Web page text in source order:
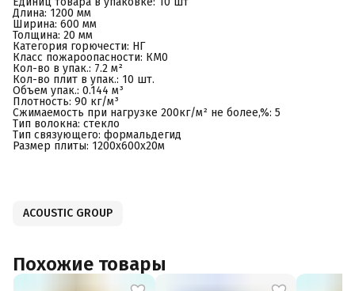
Длина: 1200 мм
Ширина: 600 мм
Толщина: 20 мм
Категория горючести: НГ
Класс пожароопасности: КМ0
Кол-во в упак.: 7.2 м²
Кол-во плит в упак.: 10 шт.
Объем упак.: 0.144 м³
Плотность: 90 кг/м³
Сжимаемость при нагрузке 200кг/м² не более,%: 5
Тип волокна: стекло
Тип связующего: формальдегид
Размер плиты: 1200х600х20м
ACOUSTIC GROUP
Похожие товары